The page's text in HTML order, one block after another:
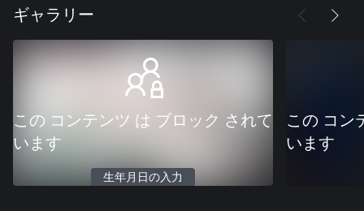
ギャラリー
この コンテンツ は ブロック されて
います
生年月日の入力
この コン
います